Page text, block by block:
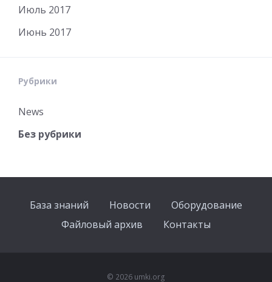
Июль 2017
Июнь 2017
Рубрики
News
Без рубрики
База знаний Новости
Оборудование
Файловый архив
Контакты
© 2026 umki.org